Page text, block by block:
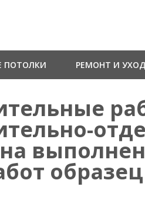
ПОТОЛКИ РЕМОНТ И УХОД
образец